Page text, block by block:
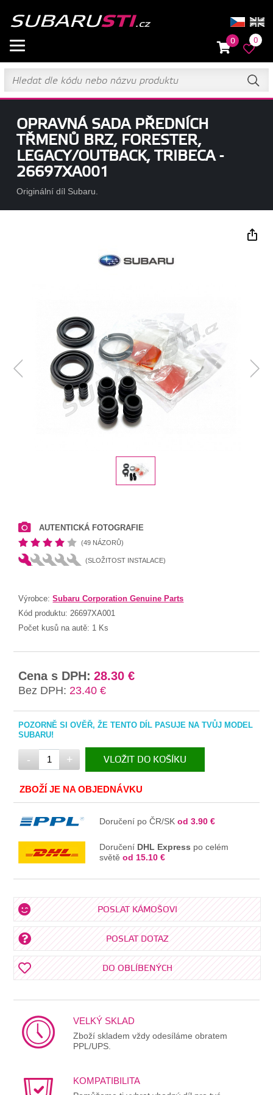
0 0
OPRAVNÁ SADA PŘEDNÍCH
TŘMENŮ BRZ, FORESTER,
LEGACY/OUTBACK, TRIBECA -
26697XA001
Originální díl Subaru.
AUTENTICKÁ FOTOGRAFIE
(49 NÁZORŮ)
(SLOŽITOST INSTALACE)
Výrobce:Subaru Corporation Genuine Parts
Kód produktu: 26697XA001
Počet kusů na autě: 1 Ks
Cena s DPH: 28.30 €
Bez DPH: 23.40 €
POZORNĚ SI OVĚŘ, ŽE TENTO DÍL PASUJE NA TVŮJ MODEL
SUBARU!
- + VLOŽIT DO KOŠÍKU
V KOŠÍKU
ZBOŽÍ JE NA OBJEDNÁVKU
Doručení po ČR/SKod 3.90 €
Doručení DHL Express po celém
světěod 15.10 €
POSLAT KÁMOŠOVI
POSLAT DOTAZ
DO OBLÍBENÝCH
VELKÝ SKLAD
Zboží skladem vždy odesíláme obratem
PPL/UPS.
KOMPATIBILITA